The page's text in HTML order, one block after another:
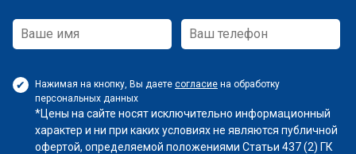
Нажимая на кнопку, Вы даете согласие на обработку
персональных данных
*Цены на сайте носят исключительно информационный
характер и ни при каких условиях не являются публичной
офертой, определяемой положениями Статьи 437 (2) ГК